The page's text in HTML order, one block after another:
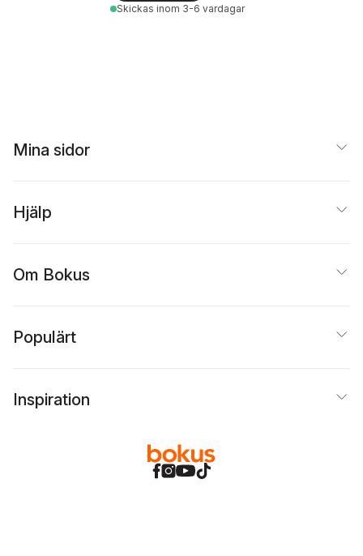
Skickas inom 3-6 vardagar
Mina sidor
Hjälp
Om Bokus
Populärt
Inspiration